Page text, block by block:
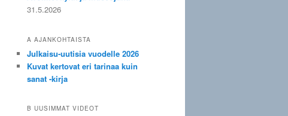
31.5.2026
A AJANKOHTAISTA
Julkaisu-uutisia vuodelle 2026
Kuvat kertovat eri tarinaa kuin
sanat -kirja
B UUSIMMAT VIDEOT